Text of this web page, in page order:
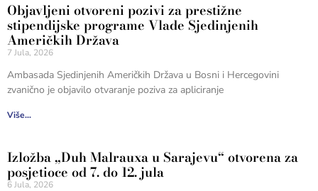
Objavljeni otvoreni pozivi za prestižne
stipendijske programe Vlade Sjedinjenih
Američkih Država
7 Jula, 2026
Ambasada Sjedinjenih Američkih Država u Bosni i Hercegovini
zvanično je objavilo otvaranje poziva za apliciranje
Više...
Izložba „Duh Malrauxa u Sarajevu“ otvorena za
posjetioce od 7. do 12. jula
6 Jula, 2026